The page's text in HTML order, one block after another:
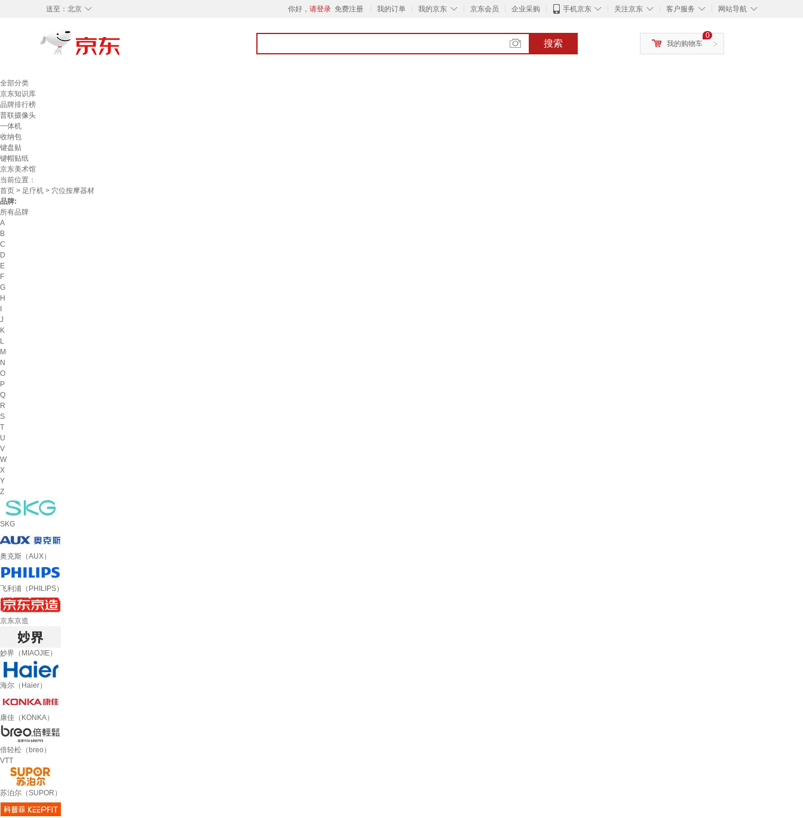
◇
送至： 北京 你好， 请登录 免费注册 我的订单 ◇
我的京东 京东会员 企业采购 ◇
手机京东 ◇
关注京东 ◇
客户服务 ◇
网站导航
搜索 >
0
我的购物车
全部分类
京东知识库
品牌排行榜
普联摄像头
一体机
收纳包
键盘贴
键帽贴纸
京东美术馆
当前位置：
首页 > 足疗机 > 穴位按摩器材
品牌:
所有品牌
A
B
C
D
E
F
G
H
J
K
L
M
N
O
P
Q
R
S
T
U
V
W
X
Y
Z
SKG
奥克斯（AUX）
飞利浦（PHILIPS）
京东京造
妙界（MIAOJIE）
海尔（Haier）
康佳（KONKA）
倍轻松（breo）
VTT
苏泊尔（SUPOR）